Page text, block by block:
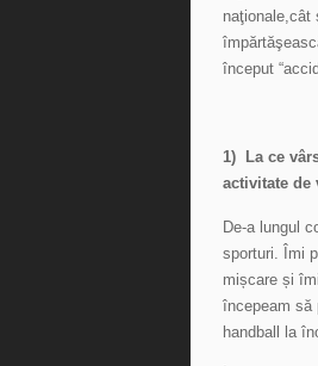
naţionale,cât
început
1) La ce
activitate de
De-a lungul
sporturi. Îmi
mișcare și
începeam să
handball la